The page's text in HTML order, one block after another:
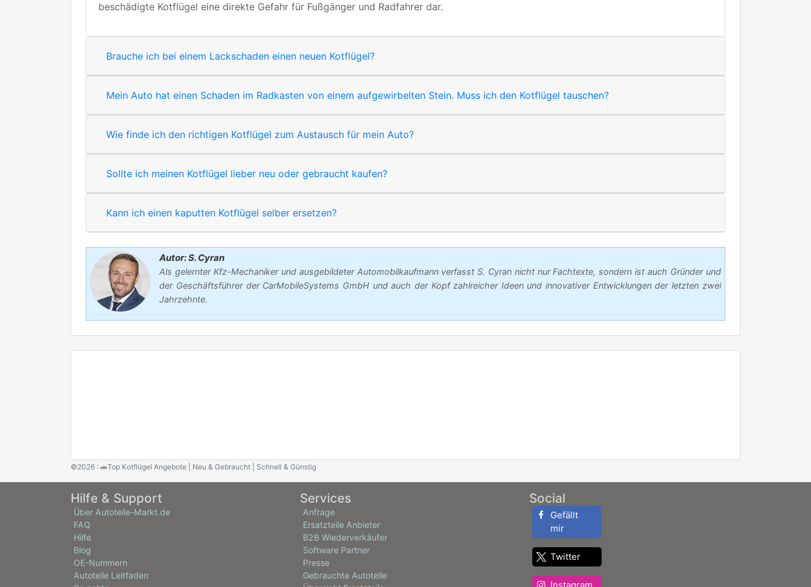
beschädigte Kotflügel eine direkte Gefahr für Fußgänger und Radfahrer dar.
Brauche ich bei einem Lackschaden einen neuen Kotflügel?
Mein Auto hat einen Schaden im Radkasten von einem aufgewirbelten Stein. Muss ich den Kotflügel tauschen?
Wie finde ich den richtigen Kotflügel zum Austausch für mein Auto?
Sollte ich meinen Kotflügel lieber neu oder gebraucht kaufen?
Kann ich einen kaputten Kotflügel selber ersetzen?
Autor: S. Cyran
Als gelernter Kfz-Mechaniker und ausgebildeter Automobilkaufmann verfasst S. Cyran nicht nur Fachtexte, sondern ist auch Gründer und
der Geschäftsführer der CarMobileSystems GmbH und auch der Kopf zahlreicher Ideen und innovativer Entwicklungen der letzten zwei
Jahrzehnte.
©2026 : 🚗Top Kotflügel Angebote | Neu & Gebraucht | Schnell & Günstig
Hilfe & Support
Über Autoteile-Markt.de
FAQ
Hilfe
Blog
OE-Nummern
Autoteile Leitfaden
Services
Anfrage
Ersatzteile Anbieter
B2B Wiederverkäufer
Software Partner
Presse
Gebrauchte Autoteile
Social
Gefällt
mir
Twitter